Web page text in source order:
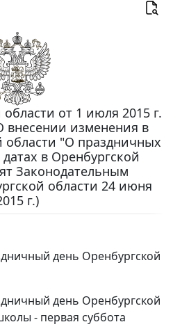
от 1 июля 2015 г.
внесении изменения в
области "О праздничных
в Оренбургской
Законодательным
области 24 июня
г.)
день Оренбургской
день Оренбургской
- первая суббота